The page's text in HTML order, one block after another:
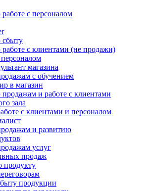
с персоналом
сбыту
работе с клиентами (не продажи)
магазина
с обучением
в магазин
продажам и работе с клиентами
зала
с клиентами и персоналом
и развитию
услуг
продаж
продукту
продукции